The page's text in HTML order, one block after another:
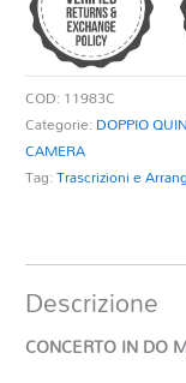
OBOE
quantità
COD: 11983C
Categorie: DOPPIO
CAMERA
Tag:Trascrizioni e
Descrizione
CONCERTO IN DO